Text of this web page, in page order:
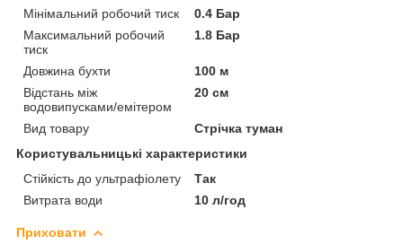
Мінімальний робочий тиск
0.4 Бар
Максимальний робочий
тиск
1.8 Бар
Довжина бухти
100 м
Відстань між
водовипусками/емітером
20 см
Вид товару
Стрічка туман
Користувальницькі характеристики
Стійкість до ультрафіолету
Так
Витрата води
10 л/год
Приховати